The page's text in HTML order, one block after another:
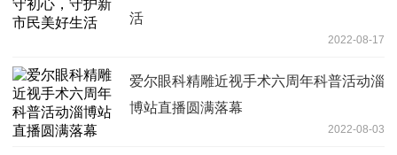
活
2022-08-17
爱尔眼科精雕近视手术六周年科普活动淄
博站直播圆满落幕
2022-08-03